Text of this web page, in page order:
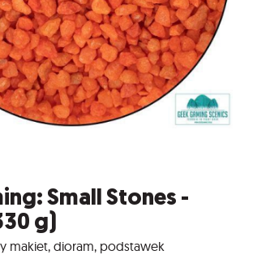
Small Stones -
g)
makiet, dioram, podstawek